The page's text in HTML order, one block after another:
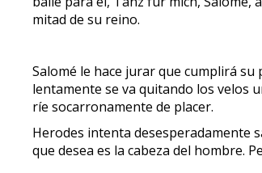
mitad de su reino.
Salomé le hace jurar que cumplirá
lentamente se va quitando los velos
ríe socarronamente de placer.
Herodes intenta desesperadamente
que desea es la cabeza del hombre.